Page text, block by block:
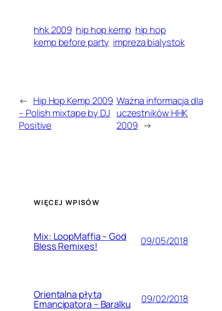
hhk 2009 hip hop kemp hip hop
kemp before party impreza bialystok
← Hip Hop Kemp 2009
– Polish mixtape by DJ
Positive
Ważna informacja dla
uczestników HHK
2009 →
WIĘCEJ WPISÓW
Mix: LoopMaffia – God
Bless Remixes! 09/05/2018
Orientalna płyta
Emancipatora – Baralku 09/02/2018